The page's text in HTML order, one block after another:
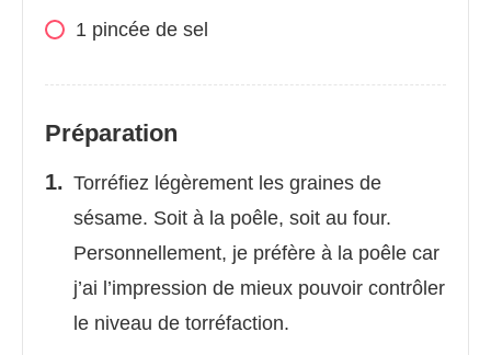
1 pincée de sel
Préparation
Torréfiez légèrement les graines de
sésame. Soit à la poêle, soit au four.
Personnellement, je préfère à la poêle car
j’ai l’impression de mieux pouvoir contrôler
le niveau de torréfaction.